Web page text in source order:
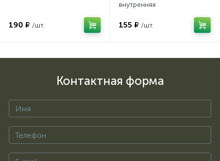
190 ₽ /шт.
внутренняя
155 ₽ /шт.
Контактная форма